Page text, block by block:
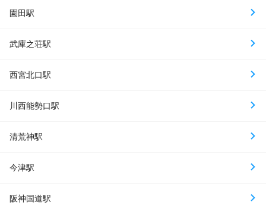
園田駅
武庫之荘駅
西宮北口駅
川西能勢口駅
清荒神駅
今津駅
阪神国道駅